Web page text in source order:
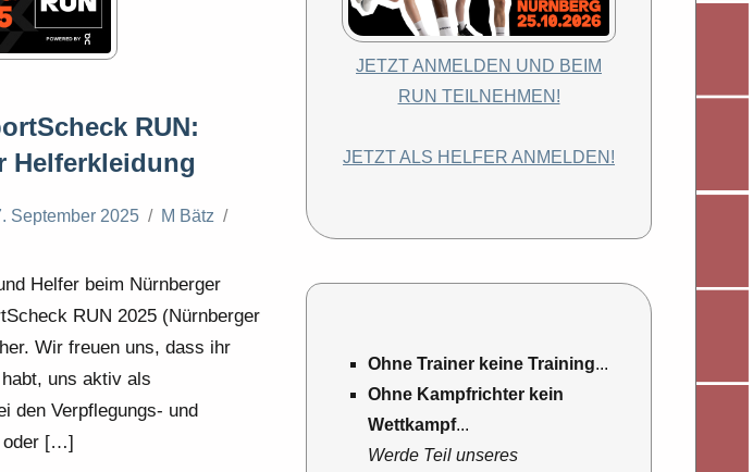
RUN:
Helferkleidung
September 2025 M Bätz
Helfer beim Nürnberger
RUN 2025 (Nürnberger
Wir freuen uns, dass ihr
uns aktiv als
den Verpflegungs- und
oder […]
JETZT ANMELDEN UND BEIM
RUN TEILNEHMEN!
JETZT ALS HELFER ANMELDEN!
Ohne Trainer keine Training...
Ohne Kampfrichter kein
Wettkampf...
Werde Teil unseres